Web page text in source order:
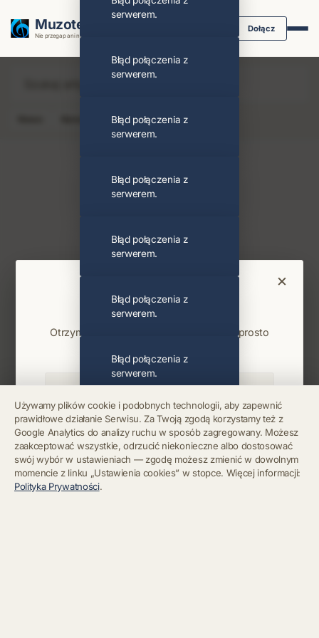
Muzoteka.pl
Nie przegap ani nuty dzięki powiadomieniom
Dołącz
Klip Album
Najnowsze wiadomości i koncerty
Używamy plików cookie i podobnych technologii, aby zapewnić
prawidłowe działanie Serwisu. Za Twoją zgodą korzystamy też z
Google Analytics do analizy ruchu w sposób zagregowany. Możesz
zaakceptować wszystkie, odrzucić niekonieczne albo dostosować
swój wybór w ustawieniach — zgodę możesz zmienić w dowolnym
momencie z linku „Ustawienia cookies” w stopce. Więcej informacji:
Polityka Prywatności.
×
Bądź na bieżąco
Otrzymuj info o koncertach i premierach prosto
Zapisz się
Chcę się wypisać z newslettera
serwerem.
Błąd połączenia z
serwerem.
Błąd połączenia z
serwerem.
Błąd połączenia z
serwerem.
Błąd połączenia z
serwerem.
Błąd połączenia z
serwerem.
Błąd połączenia z
serwerem.
Błąd połączenia z
serwerem.
Błąd połączenia z